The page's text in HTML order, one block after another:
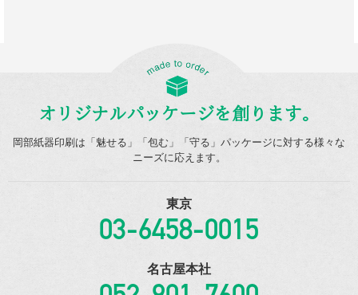
オリジナルパッケージを創ります。
岡部紙器印刷は「魅せる」「包む」「守る」パッケージに対する様々な
ニーズに応えます。
東京
03-6458-0015
名古屋本社